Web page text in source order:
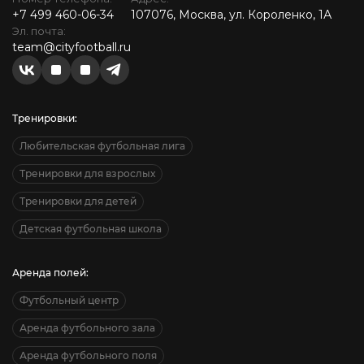
+7 499 460-06-34
Эл. почта:
team@cityfootball.ru
107076, Москва, ул. Короленко, 1А
Тренировки:
Любительская футбольная лига
Тренировки для взрослых
Тренировки для детей
Детская футбольная школа
Аренда полей:
Футбольный центр
Аренда футбольного зала
Аренда футбольного поля